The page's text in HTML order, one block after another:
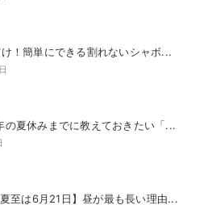
！簡単にできる割れないシャボ...
の夏休みまでに教えておきたい「...
至は6月21日】昼が最も長い理由...